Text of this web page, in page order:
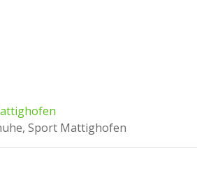
Sport Mattighofen